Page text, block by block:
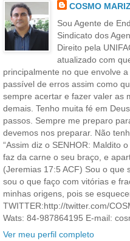
COSMO
Sou Agente de
Sindicato dos
Direito pela
atualizado com
principalmente no que envolve
passível de erros assim como
sempre acertar e fazer valer as
demais. Tenho muita fé em
passos. Sempre me preparo
devemos nos preparar. Não
“Assim diz o SENHOR: Maldito
faz da carne o seu braço, e
(Jeremias 17:5 ACF) Sou o que
sou o que faço com vitórias e
minhas origens, pois se
TWITTER:http://twitter.com/
Wats: 84-987864195 E-mail:
Ver meu perfil completo